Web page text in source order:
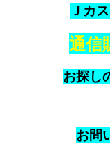
Ｊカ
通信
お探し
お問